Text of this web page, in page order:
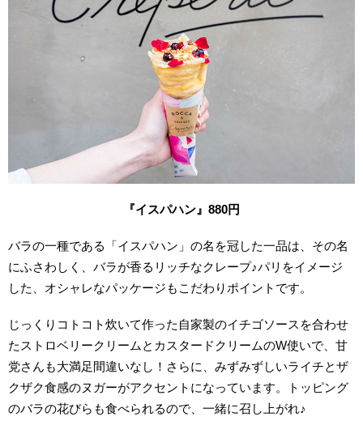
『イスパハン』880円
バラの一種である「イスパハン」の名を冠した一品は、その名
にふさわしく、バラが香るリッチなクレープ♪パリをイメージ
した、オシャレなパッケージもこだわりポイントです。
じっくりコトコト炊いて作った自家製のイチゴソースを合わせ
たストロベリークリームとカスタードクリームのW使いで、甘
党さんも大満足間違いなし！さらに、みずみずしいライチとザ
クザク食感のヌガーがアクセントになっています。トッピング
のバラの花びらも食べられるので、一緒に召し上がれ♪